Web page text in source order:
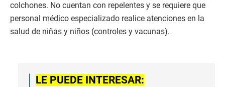
colchones. No cuentan con repelentes y se requiere que
personal médico especializado realice atenciones en la
salud de niñas y niños (controles y vacunas).
LE PUEDE INTERESAR: